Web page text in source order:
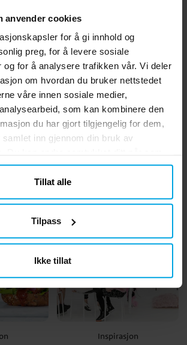
anvender cookies
for å gi innhold og
preg, for å levere sosiale
og for å analysere trafikken vår. Vi deler
om hvordan du bruker nettstedet
våre innen sosiale medier,
som kan kombinere den
du har gjort tilgjengelig for dem,
inn gjennom din bruk av
Tillat alle
Tilpass
Ikke tillat
Inspirasjon
påskeharestreker
Inspirasjon